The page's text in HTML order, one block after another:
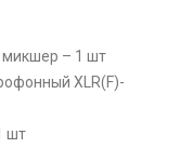
– 1 шт
XLR(F)-
шт